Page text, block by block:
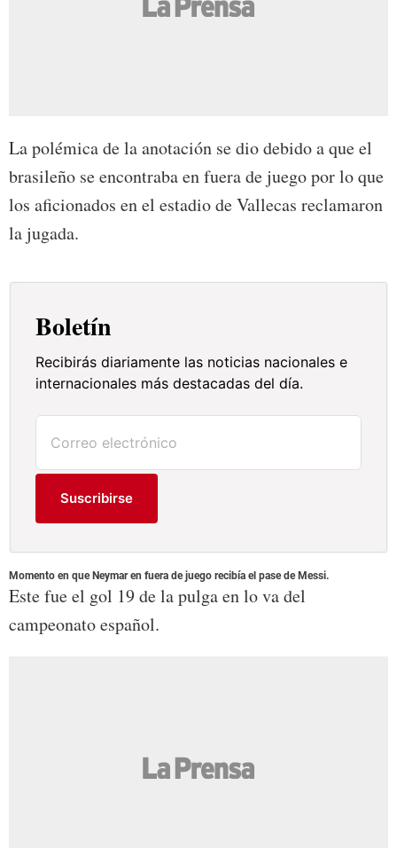
La polémica de la anotación se dio debido a que el
brasileño se encontraba en fuera de juego por lo que
los aficionados en el estadio de Vallecas reclamaron
la jugada.
Boletín
Recibirás diariamente las noticias nacionales e
internacionales más destacadas del día.
Suscribirse
Momento en que Neymar en fuera de juego recibía el pase de Messi.
Este fue el gol 19 de la pulga en lo va del
campeonato español.